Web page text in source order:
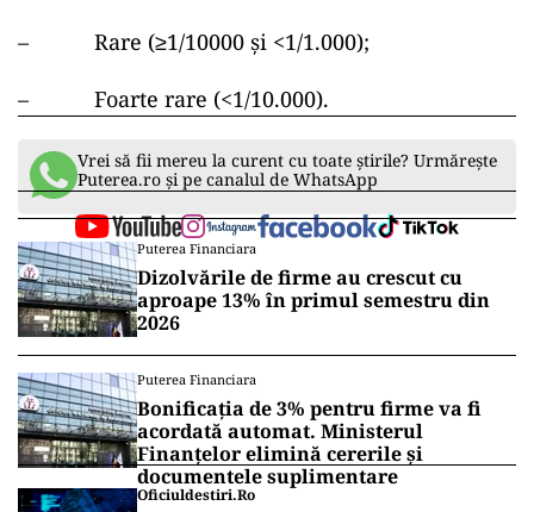
– Rare (≥1/10000 și <1/1.000);
– Foarte rare (<1/10.000).
Vrei să fii mereu la curent cu toate știrile? Urmărește
Puterea.ro și pe canalul de WhatsApp
Puterea Financiara
Dizolvările de firme au crescut cu
aproape 13% în primul semestru din
2026
Puterea Financiara
Bonificația de 3% pentru firme va fi
acordată automat. Ministerul
Finanțelor elimină cererile și
documentele suplimentare
Oficiuldestiri.ro